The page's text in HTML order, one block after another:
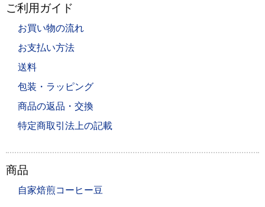
ご利用ガイド
お買い物の流れ
お支払い方法
送料
包装・ラッピング
商品の返品・交換
特定商取引法上の記載
商品
自家焙煎コーヒー豆